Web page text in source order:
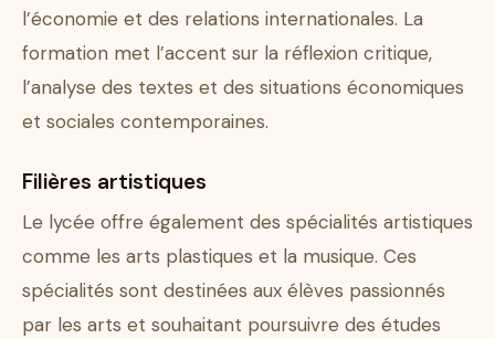
l’économie et des relations internationales. La
formation met l’accent sur la réflexion critique,
l’analyse des textes et des situations économiques
et sociales contemporaines.
Filières artistiques
Le lycée offre également des spécialités artistiques
comme les arts plastiques et la musique. Ces
spécialités sont destinées aux élèves passionnés
par les arts et souhaitant poursuivre des études